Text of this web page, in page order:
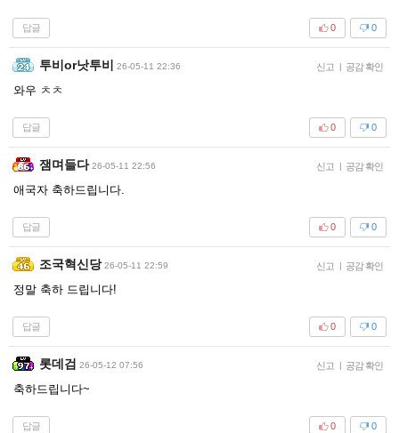
답글 0
0
투비or낫투비 26-05-11 22:36 신고 | 공감 확인
와우 ㅊㅊ
답글 0
0
잼며들다 26-05-11 22:56 신고 | 공감 확인
애국자 축하드립니다.
답글 0
0
조국혁신당 26-05-11 22:59 신고 | 공감 확인
정말 축하 드립니다!
답글 0
0
롯데검 26-05-12 07:56 신고 | 공감 확인
축하드립니다~
답글 0
0